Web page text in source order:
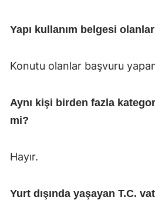
Yapı kullanım belgesi
Konutu olanlar başvuru
Aynı kişi birden fazla
mi?
Hayır.
Yurt dışında yaşayan T.C.